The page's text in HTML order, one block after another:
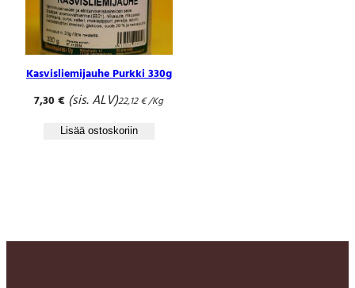
Kasvisliemijauhe Purkki 330g
7,30€ (sis. ALV)22,12€/Kg
Lisää ostoskoriin